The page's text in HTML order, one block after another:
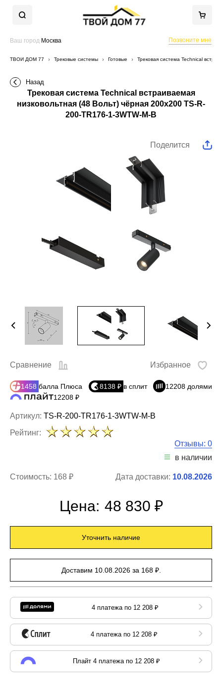
Ваш город Москва Позвоните мне
ТВОЙ ДОМ 77 Трековые системы Готовые Трековая система Technical
Назад
Трековая система Technical встраиваемая
низковольтная (48 Вольт) чёрная 200x200 TS-R-
200-TR176-1-3WTW-M-B
Поделится
Артикул: TS-R-200-TR176-1-3WTW-M-B
Сравнение Избранное
1458 балла Плюса 8138 ₽ в сплит
12208 долями
12208 ₽
Рейтинг:
Отзывы: 0
в наличии
Стоимость: 168 ₽ Дата доставки: 10.08.2026
Цена: 48 830 ₽
Уточнить наличие
Доставим 10.08.2026 за 168 ₽.
4 платежа по 12 208 ₽
4 платежа по 12 208 ₽
Плайт 4 платежа по 12 208 ₽